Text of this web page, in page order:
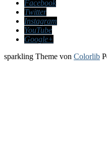
Facebook
Twitter
Instagram
YouTube
Google+
sparkling Theme von Colorlib